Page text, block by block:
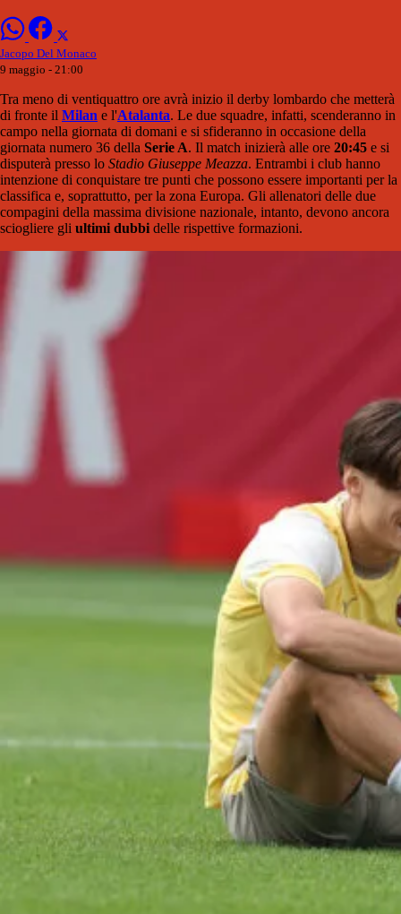
Jacopo Del Monaco
9 maggio - 21:00
Tra meno di ventiquattro ore avrà inizio il derby lombardo che metterà
di fronte il Milan e l'Atalanta. Le due squadre, infatti, scenderanno in
campo nella giornata di domani e si sfideranno in occasione della
giornata numero 36 della Serie A. Il match inizierà alle ore 20:45 e si
disputerà presso lo Stadio Giuseppe Meazza. Entrambi i club hanno
intenzione di conquistare tre punti che possono essere importanti per la
classifica e, soprattutto, per la zona Europa. Gli allenatori delle due
compagini della massima divisione nazionale, intanto, devono ancora
sciogliere gli ultimi dubbi delle rispettive formazioni.